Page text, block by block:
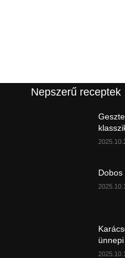
Nepszerű receptek
Dobos